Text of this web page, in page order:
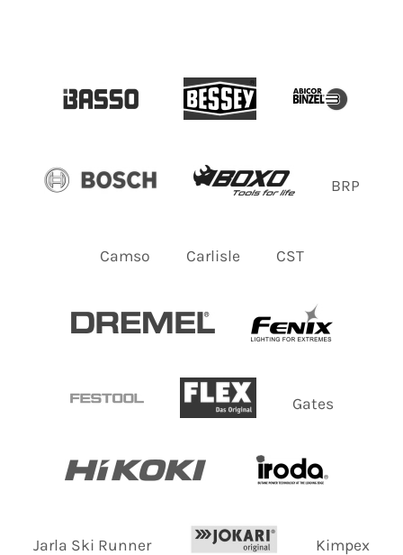
BRP
Camso Carlisle CST
Gates
Jarla Ski Runner Kimpex